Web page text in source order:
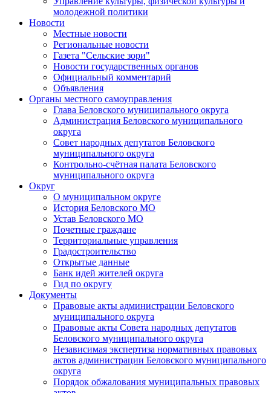
молодежной политики
Новости
Местные новости
Региональные новости
Газета "Сельские зори"
Новости государственных органов
Официальный комментарий
Объявления
Органы местного самоуправления
Глава Беловского муниципального округа
Администрация Беловского муниципального
округа
Совет народных депутатов Беловского
муниципального округа
Контрольно-счётная палата Беловского
муниципального округа
Округ
О муниципальном округе
История Беловского МО
Устав Беловского МО
Почетные граждане
Территориальные управления
Градостроительство
Открытые данные
Банк идей жителей округа
Гид по округу
Документы
Правовые акты администрации Беловского
муниципального округа
Правовые акты Совета народных депутатов
Беловского муниципального округа
Независимая экспертиза нормативных правовых
актов администрации Беловского муниципального
округа
Порядок обжалования муниципальных правовых